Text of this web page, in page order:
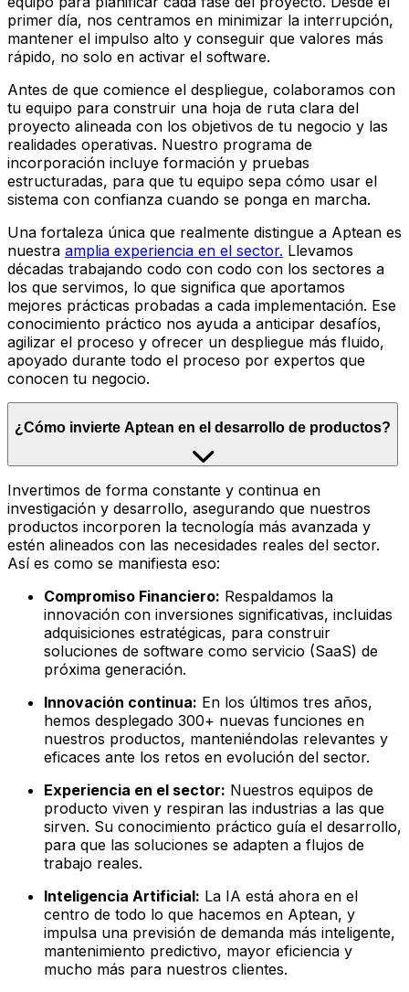
primer día, nos centramos en minimizar la interrupción,
mantener el impulso alto y conseguir que valores más
rápido, no solo en activar el software.
Antes de que comience el despliegue, colaboramos con
tu equipo para construir una hoja de ruta clara del
proyecto alineada con los objetivos de tu negocio y las
realidades operativas. Nuestro programa de
incorporación incluye formación y pruebas
estructuradas, para que tu equipo sepa cómo usar el
sistema con confianza cuando se ponga en marcha.
Una fortaleza única que realmente distingue a Aptean es
nuestra amplia experiencia en el sector. Llevamos
décadas trabajando codo con codo con los sectores a
los que servimos, lo que significa que aportamos
mejores prácticas probadas a cada implementación. Ese
conocimiento práctico nos ayuda a anticipar desafíos,
agilizar el proceso y ofrecer un despliegue más fluido,
apoyado durante todo el proceso por expertos que
conocen tu negocio.
¿Cómo invierte Aptean en el desarrollo de productos?
Invertimos de forma constante y continua en
investigación y desarrollo, asegurando que nuestros
productos incorporen la tecnología más avanzada y
estén alineados con las necesidades reales del sector.
Así es como se manifiesta eso:
Compromiso Financiero: Respaldamos la
innovación con inversiones significativas, incluidas
adquisiciones estratégicas, para construir
soluciones de software como servicio (SaaS) de
próxima generación.
Innovación continua: En los últimos tres años,
hemos desplegado 300+ nuevas funciones en
nuestros productos, manteniéndolas relevantes y
eficaces ante los retos en evolución del sector.
Experiencia en el sector: Nuestros equipos de
producto viven y respiran las industrias a las que
sirven. Su conocimiento práctico guía el desarrollo,
para que las soluciones se adapten a flujos de
trabajo reales.
Inteligencia Artificial: La IA está ahora en el
centro de todo lo que hacemos en Aptean, y
impulsa una previsión de demanda más inteligente,
mantenimiento predictivo, mayor eficiencia y
mucho más para nuestros clientes.